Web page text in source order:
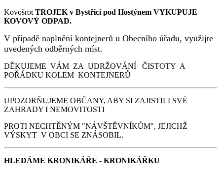
Kovošrot TROJEK v Bystřici pod Hostýnem VYKUPUJE
KOVOVÝ ODPAD.
V případě naplnění kontejnerů u Obecního úřadu, využijte
uvedených odběrných míst.
DĚKUJEME VÁM ZA UDRŽOVÁNÍ ČISTOTY A
POŘÁDKU KOLEM KONTEJNERŮ
UPOZORŇUJEME OBČANY, ABY SI ZAJISTILI SVÉ
ZAHRADY I NEMOVITOSTI
PROTI NECHTĚNÝM "NÁVŠTĚVNÍKŮM", JEJICHŽ
VÝSKYT V OBCI SE ZNÁSOBIL.
HLEDÁME KRONIKÁŘE - KRONIKÁŘKU